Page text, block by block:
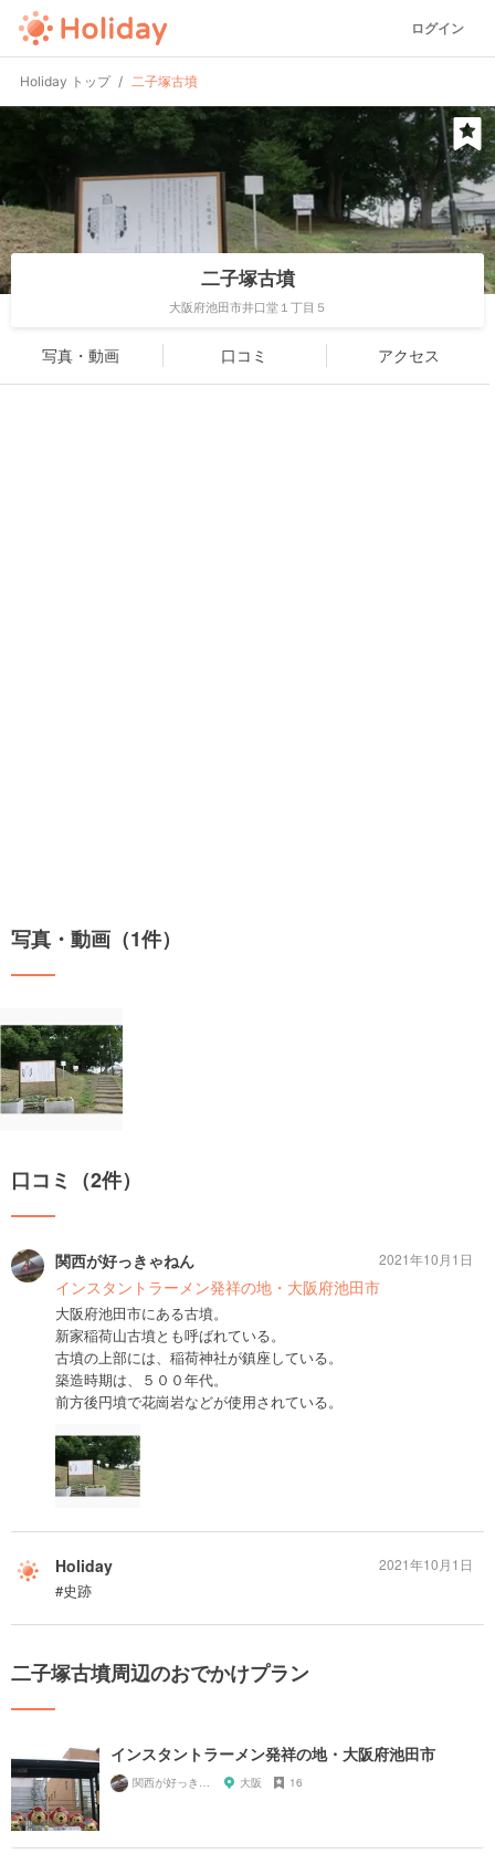
ログイン
Holiday トップ 二子塚古墳
二子塚古墳
大阪府池田市井口堂１丁目５
写真・動画 口コミ アクセス
写真・動画（1件）
口コミ（2件）
関西が好っきゃねん
インスタントラーメン発祥の地・大阪府池田市
大阪府池田市にある古墳。
新家稲荷山古墳とも呼ばれている。
古墳の上部には、稲荷神社が鎮座している。
築造時期は、５００年代。
前方後円墳で花崗岩などが使用されている。
2021年10月1日
Holiday
#史跡
2021年10月1日
二子塚古墳周辺のおでかけプラン
インスタントラーメン発祥の地・大阪府池田市
関西が好っきゃねん 大阪 16